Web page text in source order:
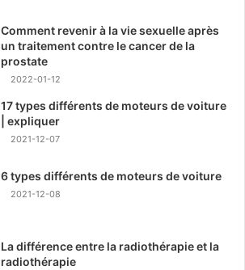
Comment revenir à la vie sexuelle après
un traitement contre le cancer de la
prostate
2022-01-12
17 types différents de moteurs de voiture
| expliquer
2021-12-07
6 types différents de moteurs de voiture
2021-12-08
La différence entre la radiothérapie et la
radiothérapie